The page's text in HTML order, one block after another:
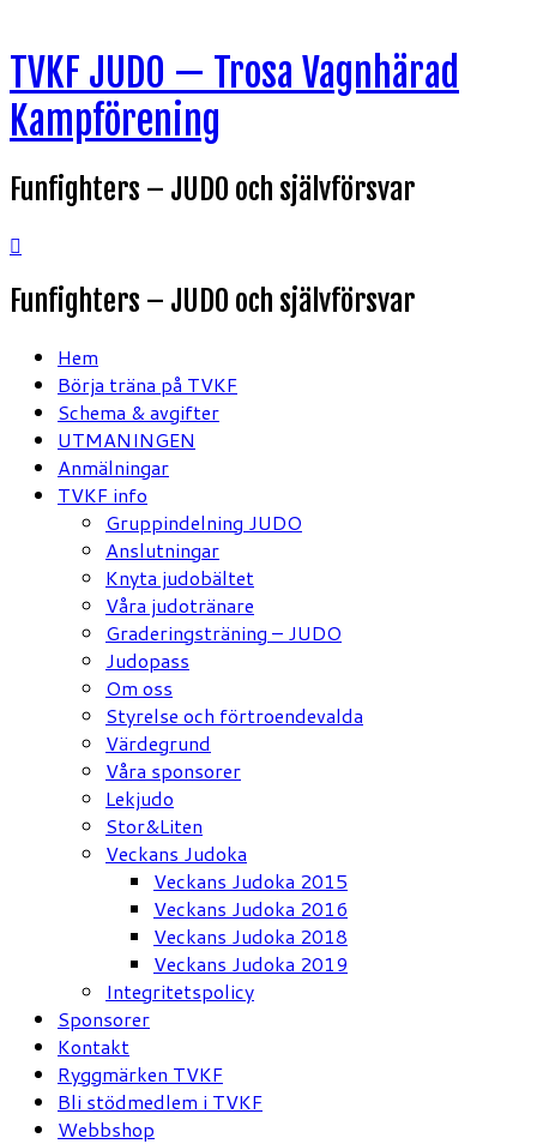
till
innehåll
TVKF JUDO — Trosa Vagnhärad
Kampförening
Funfighters – JUDO och självförsvar
Funfighters – JUDO och självförsvar
Hem
Börja träna på TVKF
Schema & avgifter
UTMANINGEN
Anmälningar
TVKF info
Gruppindelning JUDO
Anslutningar
Knyta judobältet
Våra judotränare
Graderingsträning – JUDO
Judopass
Om oss
Styrelse och förtroendevalda
Värdegrund
Våra sponsorer
Lekjudo
Stor&Liten
Veckans Judoka
Veckans Judoka 2015
Veckans Judoka 2016
Veckans Judoka 2018
Veckans Judoka 2019
Integritetspolicy
Sponsorer
Kontakt
Ryggmärken TVKF
Bli stödmedlem i TVKF
Webbshop